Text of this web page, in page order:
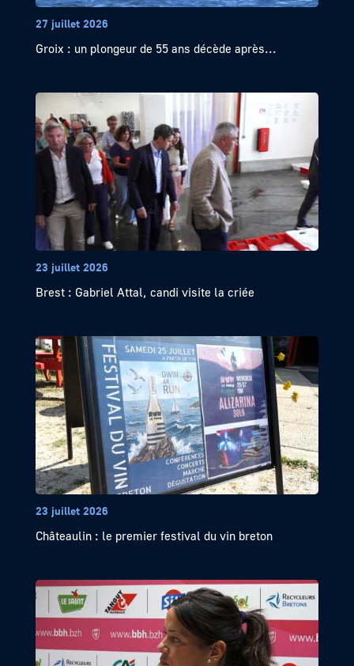
27 juillet 2026
Groix : un plongeur de 55 ans décède après...
23 juillet 2026
Brest : Gabriel Attal, candi visite la criée
23 juillet 2026
Châteaulin : le premier festival du vin breton